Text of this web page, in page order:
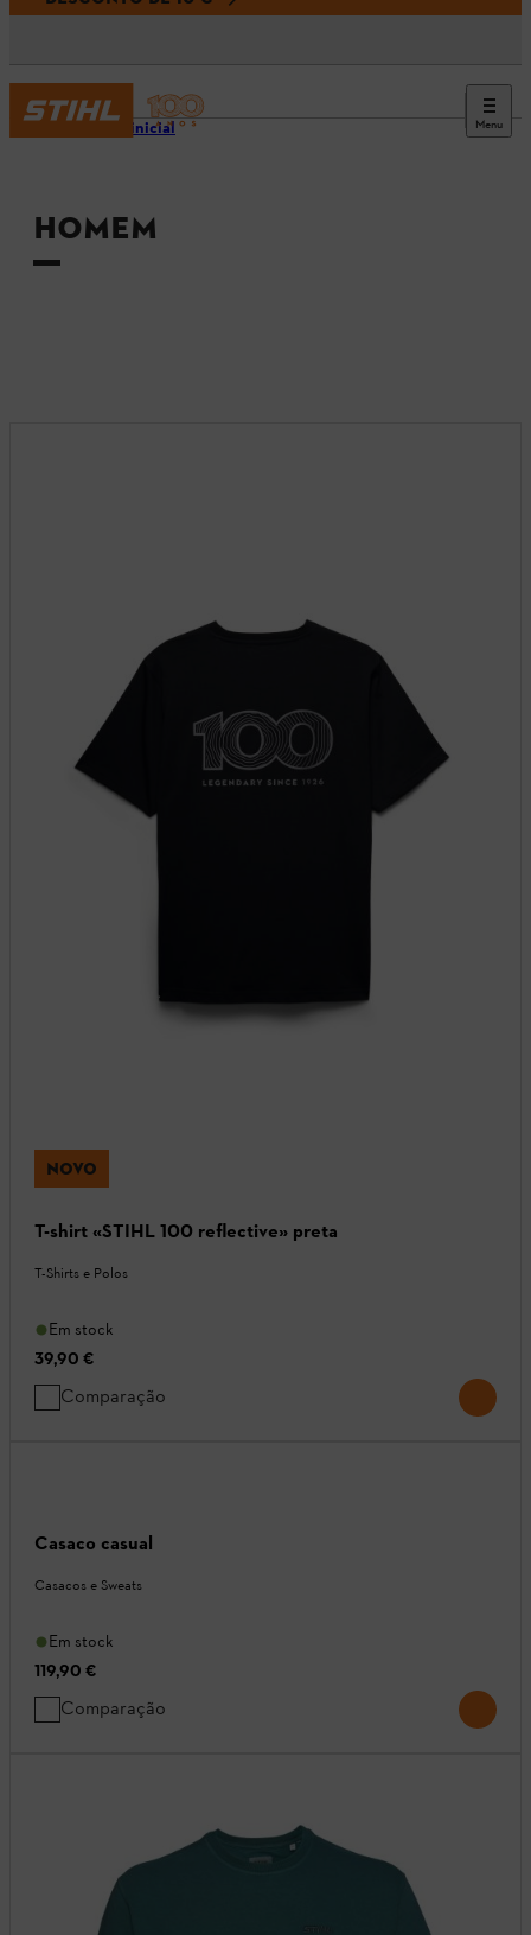
Menu
Página inicial
HOMEM
NOVO
T-shirt «STIHL 100 reflective» preta
T-Shirts e Polos
Em stock
39,90 €
Comparação
Casaco casual
Casacos e Sweats
Em stock
119,90 €
Comparação